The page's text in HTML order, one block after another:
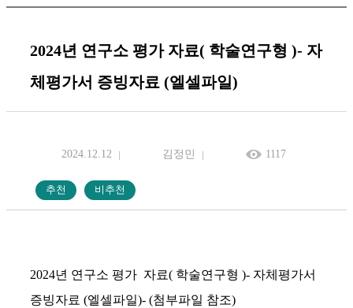
2024년 연구소 평가 자료( 학술연구형 )- 자
체평가서 증빙자료 (엘셀파일)
2024.12.12 김정민 1117
2024년 연구소 평가 자료( 학술연구형 )- 자체평가서
증빙자료 (엘셀파일)- (첨부파일 참조)